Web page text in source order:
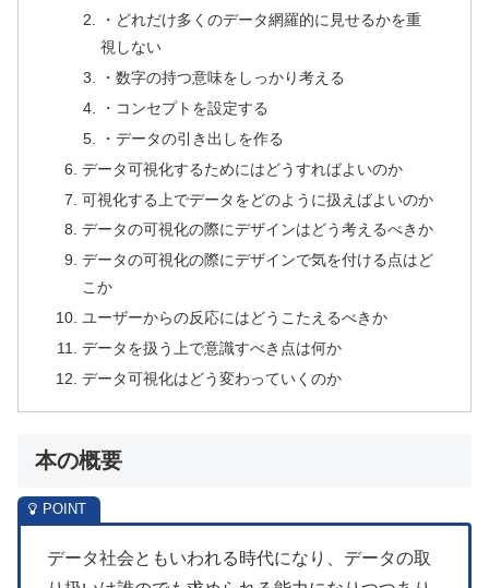
・どれだけ多くのデータ網羅的に見せるかを重
視しない
・数字の持つ意味をしっかり考える
・コンセプトを設定する
・データの引き出しを作る
データ可視化するためにはどうすればよいのか
可視化する上でデータをどのように扱えばよいのか
データの可視化の際にデザインはどう考えるべきか
データの可視化の際にデザインで気を付ける点はど
こか
ユーザーからの反応にはどうこたえるべきか
データを扱う上で意識すべき点は何か
データ可視化はどう変わっていくのか
本の概要
データ社会ともいわれる時代になり、データの取